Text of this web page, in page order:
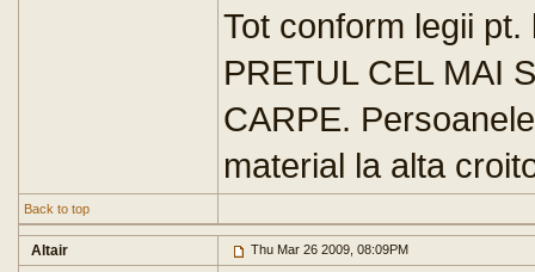
Tot conform legii
PRETUL CEL MAI
CARPE.
material la alta
Back to top
Altair Thu Mar 26 2009, 08:09PM